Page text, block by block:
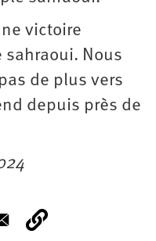
victoire
Nous
de plus vers
depuis près de